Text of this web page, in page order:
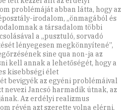
problémáját abban látta, hogy az
irodalom, ,,önmagából és
a társadalom többi
a ,,pusztuló, sorvadó
lényegesen megkönnyítené”,
sine qua non-ja az
kell annak a lehetőségét, hogy a
kisebbségi élet
bevigyék az egyéni problémáival
nevezi Jancsó harmadik útnak, az
Az erdélyi realizmus
révén azt szerette volna elérni,